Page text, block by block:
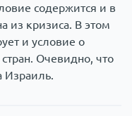
содержится и в
из кризиса. В этом
и условие о
Очевидно, что
Израиль.